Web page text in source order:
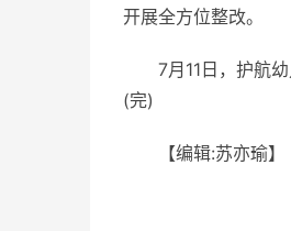
开展全方位整改。
7月11日，护航
(完)
【编辑:苏亦瑜】